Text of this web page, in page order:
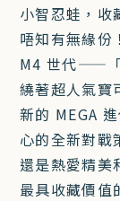
小智忍蛙，
唔知有無緣份
M4 世代——
繞著超人氣寶
新的 MEGA
心的全新對戰
還是熱愛精美
最具收藏價值